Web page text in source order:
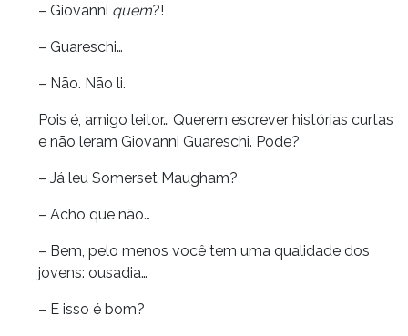
– Giovanni quem?!
– Guareschi…
– Não. Não li.
Pois é, amigo leitor… Querem escrever histórias curtas
e não leram Giovanni Guareschi. Pode?
– Já leu Somerset Maugham?
– Acho que não…
– Bem, pelo menos você tem uma qualidade dos
jovens: ousadia…
– E isso é bom?